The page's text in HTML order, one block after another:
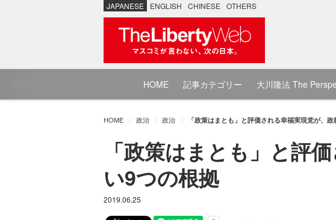
JAPANESE ENGLISH CHINESE OTHERS
HOME 記事カテゴリー 大川隆法 The
HOME 政治 政治 「政策はまとも」と評価される幸福実現党が、
「政策はまとも」と評
い9つの根拠
2019.06.25